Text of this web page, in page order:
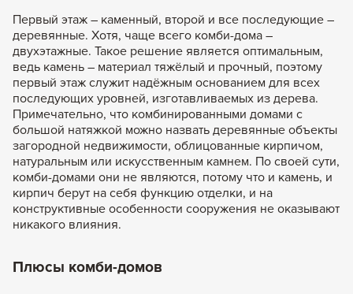
Первый этаж – каменный, второй и все последующие –
деревянные. Хотя, чаще всего комби-дома –
двухэтажные. Такое решение является оптимальным,
ведь камень – материал тяжёлый и прочный, поэтому
первый этаж служит надёжным основанием для всех
последующих уровней, изготавливаемых из дерева.
Примечательно, что комбинированными домами с
большой натяжкой можно назвать деревянные объекты
загородной недвижимости, облицованные кирпичом,
натуральным или искусственным камнем. По своей сути,
комби-домами они не являются, потому что и камень, и
кирпич берут на себя функцию отделки, и на
конструктивные особенности сооружения не оказывают
никакого влияния.
Плюсы комби-домов